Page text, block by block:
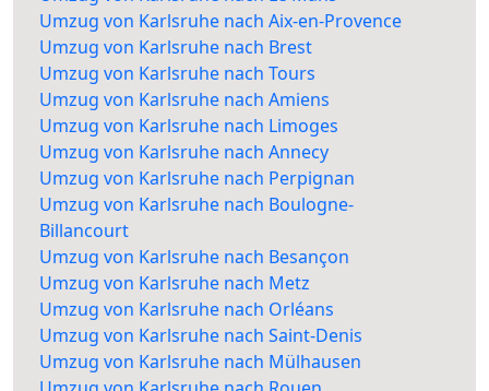
Umzug von Karlsruhe nach Aix-en-Provence
Umzug von Karlsruhe nach Brest
Umzug von Karlsruhe nach Tours
Umzug von Karlsruhe nach Amiens
Umzug von Karlsruhe nach Limoges
Umzug von Karlsruhe nach Annecy
Umzug von Karlsruhe nach Perpignan
Umzug von Karlsruhe nach Boulogne-
Billancourt
Umzug von Karlsruhe nach Besançon
Umzug von Karlsruhe nach Metz
Umzug von Karlsruhe nach Orléans
Umzug von Karlsruhe nach Saint-Denis
Umzug von Karlsruhe nach Mülhausen